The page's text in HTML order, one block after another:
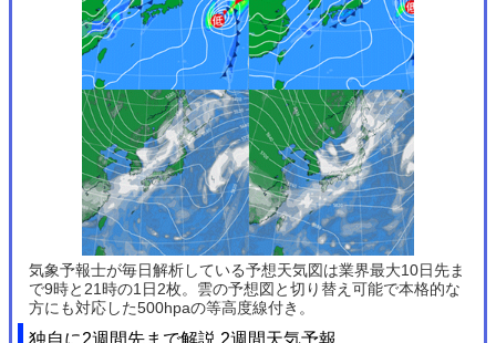
気象予報士が毎日解析している予想天気図は業界最大10日先ま
で9時と21時の1日2枚。雲の予想図と切り替え可能で本格的な
方にも対応した500hpaの等高度線付き。
独自に2週間先まで解説 2週間天気予報